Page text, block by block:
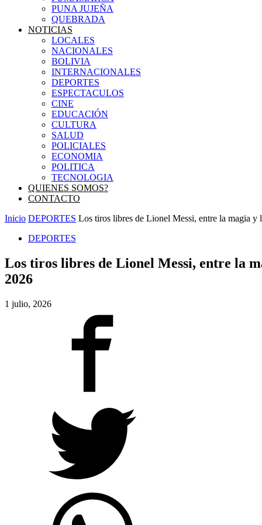
PUNA JUJEÑA
QUEBRADA
NOTICIAS
LOCALES
NACIONALES
BOLIVIA
INTERNACIONALES
DEPORTES
ESPECTACULOS
CINE
EDUCACIÓN
CULTURA
SALUD
POLICIALES
ECONOMIA
POLITICA
TECNOLOGIA
QUIENES SOMOS?
CONTACTO
Inicio DEPORTES Los tiros libres de Lionel Messi, entre la magia y
DEPORTES
Los tiros libres de Lionel Messi, entre la
2026
1 julio, 2026